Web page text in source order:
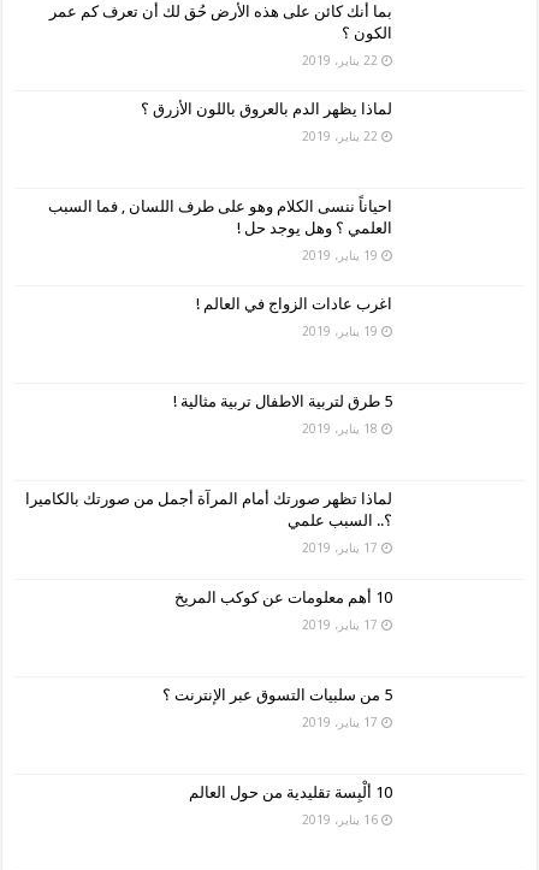
بما أنك كائن على هذه الأرض حُق لك أن تعرف كم عمر
الكون ؟
22 يناير، 2019
لماذا يظهر الدم بالعروق باللون الأزرق ؟
22 يناير، 2019
احياناً ننسى الكلام وهو على طرف اللسان , فما السبب
العلمي ؟ وهل يوجد حل !
19 يناير، 2019
اغرب عادات الزواج في العالم !
19 يناير، 2019
5 طرق لتربية الاطفال تربية مثالية !
18 يناير، 2019
لماذا تظهر صورتك أمام المرآة أجمل من صورتك بالكاميرا
؟.. السبب علمي
17 يناير، 2019
10 أهم معلومات عن كوكب المريخ
17 يناير، 2019
5 من سلبيات التسوق عبر الإنترنت ؟
17 يناير، 2019
10 ألْبِسة تقليدية من حول العالم
16 يناير، 2019